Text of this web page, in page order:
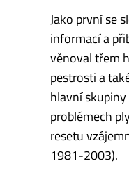
Jako první se
informací a
věnoval třem
pestrosti a
hlavní
problémech
resetu
1981-2003).